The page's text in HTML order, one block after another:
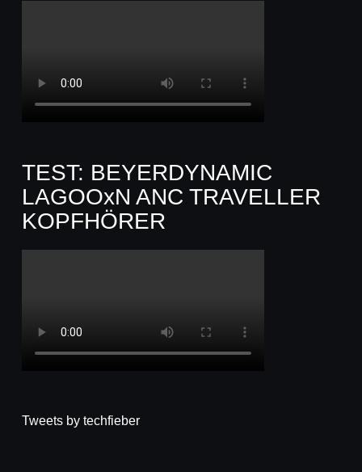
TEST: BEYERDYNAMIC
LAGOOxN ANC TRAVELLER
KOPFHÖRER
Tweets by techfieber